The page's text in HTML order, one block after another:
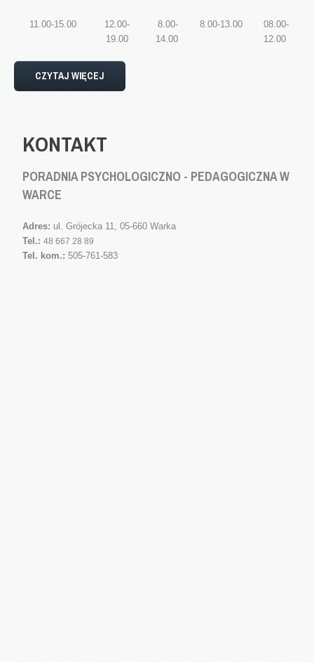
Procedury
Do pobrania
Kontakt
11.00-15.00
12.00-
19.00
8.00-
14.00
8.00-13.00
08.00-
12.00
CZYTAJ WIĘCEJ
KONTAKT
PORADNIA PSYCHOLOGICZNO - PEDAGOGICZNA W
WARCE
Adres: ul. Grójecka 11, 05-660 Warka
Tel.: 48 667 28 89
Tel. kom.: 505-761-583